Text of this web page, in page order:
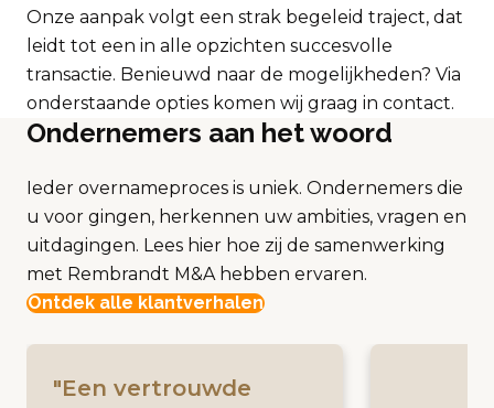
Onze aanpak volgt een strak begeleid traject, dat
leidt tot een in alle opzichten succesvolle
transactie. Benieuwd naar de mogelijkheden? Via
onderstaande opties komen wij graag in contact.
Ondernemers aan het woord
Ieder overnameproces is uniek. Ondernemers die
u voor gingen, herkennen uw ambities, vragen en
uitdagingen. Lees hier hoe zij de samenwerking
met Rembrandt M&A hebben ervaren.
Ontdek alle klantverhalen
"Een vertrouwde